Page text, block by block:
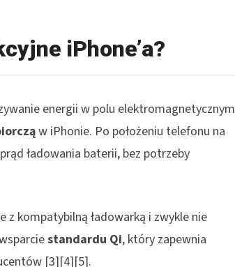
iPhone’a?
energii w polu elektromagnetycznym
w iPhonie. Po położeniu telefonu na
ładowania baterii, bez potrzeby
z kompatybilną ładowarką i zwykle nie
standardu Qi, który zapewnia
[3][4][5].